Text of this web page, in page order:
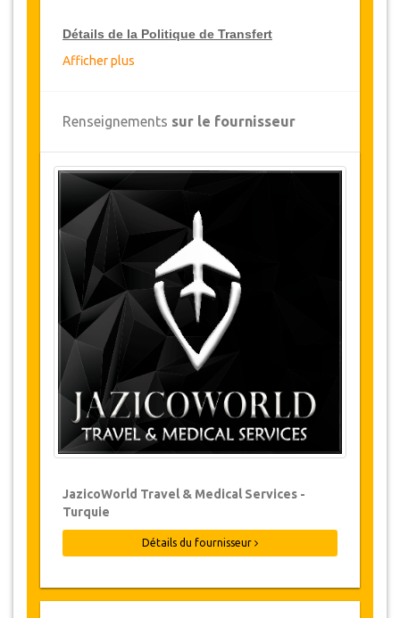
Détails de la Politique de Transfert
JazicoWorld offre pour les grands voyageurs,
15% de réduction sur les transferts
toute la Turquie et ce pendant une période de
12 mois, pour obtenir votre remise sur le
transfert, cliquez ci-dessus sur le bouton
Détails de la remise
Changements et Politique d'annulation
Les modifications de réservations peuvent
être possibles si l’avis est donné à temps.
Pour plus d'informations veuillez nous
contacter.
Pour toutes les annulations faites au
moins 24 heures à l’avance, il n‘y aura
pas de frais, même si la réservation a été
confirmée. L'annulation ne peut être faite
que par écrit en envoyant un courrier
électronique.
moins de 24 heures avant le transfert.
Dans de tels cas, les paiements sont non-
remboursables.
De temps en temps, JazicoWorld peut
Afficher plus
Renseignements sur le fournisseur
JazicoWorld Travel & Medical Services -
Turquie
Détails du fournisseur